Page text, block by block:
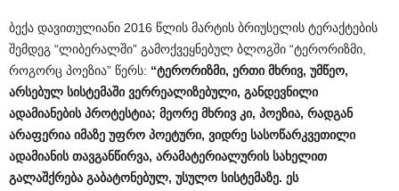
ბექა დავითულიანი 2016 წლის მარტის ბრიუსელის ტერაქტების
შემდეგ “ლიბერალში” გამოქვეყნებულ ბლოგში “ტერორიზმი,
როგორც პოეზია” წერს: “ტერორიზმი, ერთი მხრივ, უმწეო,
არსებულ სისტემაში ვერრეალიზებული, განდევნილი
ადამიანების პროტესტია; მეორე მხრივ კი, პოეზია, რადგან
არაფერია იმაზე უფრო პოეტური, ვიდრე სასოწარკვეთილი
ადამიანის თავგანწირვა, არამატერიალურის სახელით
გალაშქრება გაბატონებულ, უსულო სისტემაზე. ეს